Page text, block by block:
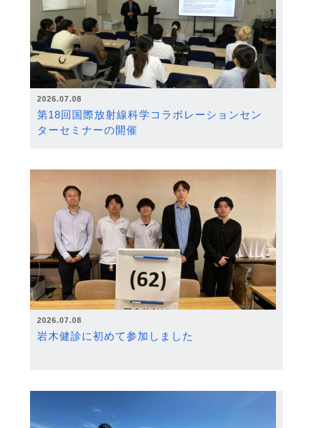
2026.07.08
第18回国際放射線科学コラボレーションセン
ターセミナーの開催
2026.07.08
岩木健診に初めて参加しました